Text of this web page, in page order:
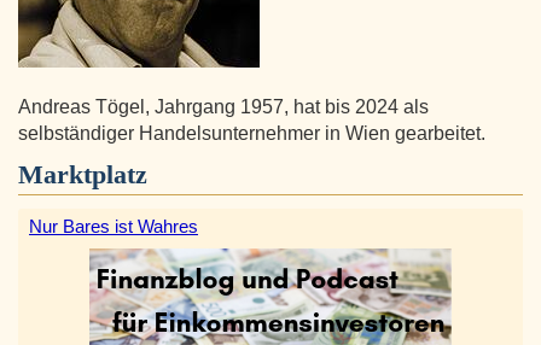
Andreas Tögel, Jahrgang 1957, hat bis 2024 als
selbständiger Handelsunternehmer in Wien gearbeitet.
Marktplatz
Nur Bares ist Wahres